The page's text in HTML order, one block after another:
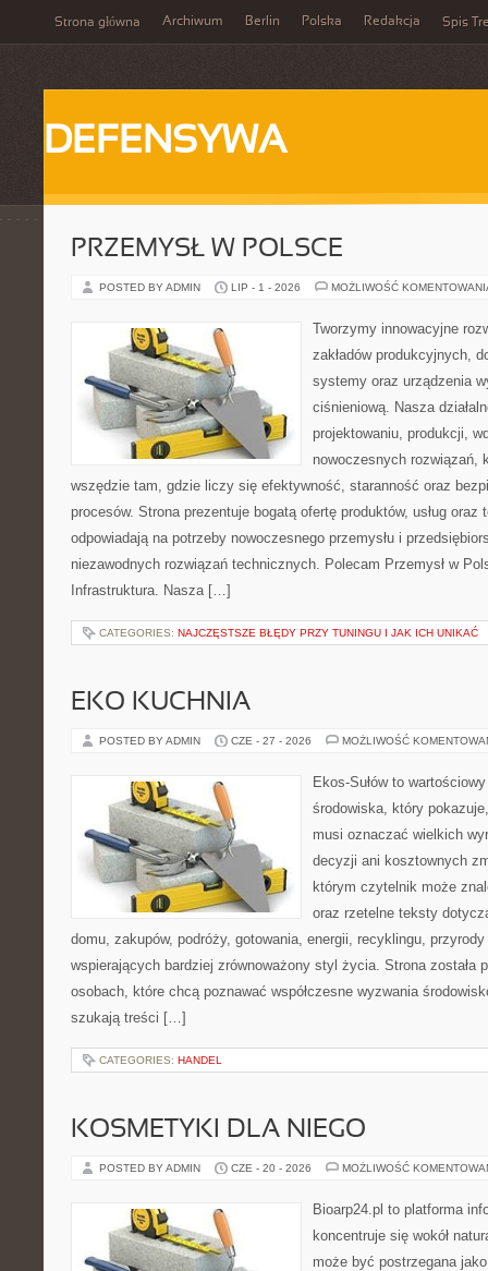
Strona główna Archiwum Berlin Polska Redakcja Spis
DEFENSYWA
PRZEMYSŁ W POLSCE
POSTED BY ADMIN LIP - 1 - 2026 MOŻLIWOŚĆ
Tworzymy innowacyjne
zakładów produkcyjnych,
systemy oraz urządzenia
ciśnieniową. Nasza
projektowaniu, produkcji,
nowoczesnych rozwiązań,
wszędzie tam, gdzie liczy się efektywność, staranność oraz
procesów. Strona prezentuje bogatą ofertę produktów, usług oraz
odpowiadają na potrzeby nowoczesnego przemysłu i
niezawodnych rozwiązań technicznych. Polecam Przemysł w
Infrastruktura. Nasza […]
CATEGORIES: NAJCZĘSTSZE BŁĘDY PRZY TUNINGU I JAK ICH UNIKAĆ
EKO KUCHNIA
POSTED BY ADMIN CZE - 27 - 2026 MOŻLIWOŚĆ
Ekos-Sułów to
środowiska, który
musi oznaczać wielkich
decyzji ani kosztownych
którym czytelnik może
oraz rzetelne teksty
domu, zakupów, podróży, gotowania, energii, recyklingu,
wspierających bardziej zrównoważony styl życia. Strona została
osobach, które chcą poznawać współczesne wyzwania
szukają treści […]
CATEGORIES: HANDEL
KOSMETYKI DLA NIEGO
POSTED BY ADMIN CZE - 20 - 2026 MOŻLIWOŚĆ
Bioarp24.pl to platforma
koncentruje się wokół
może być postrzegana